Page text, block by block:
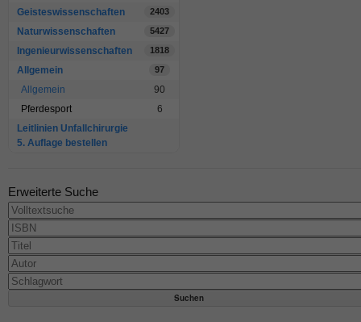
Geisteswissenschaften 2403
Naturwissenschaften 5427
Ingenieurwissenschaften 1818
Allgemein 97
Allgemein
90
Pferdesport
6
Leitlinien Unfallchirurgie
5. Auflage bestellen
Erweiterte Suche